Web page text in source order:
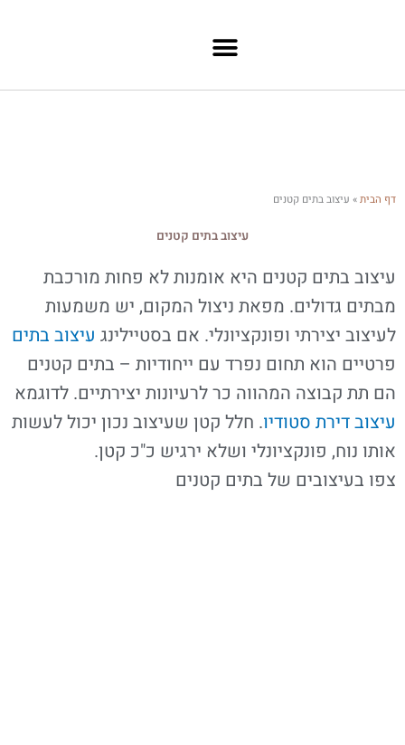
דף הבית» עיצוב בתים קטנים
עיצוב בתים קטנים
עיצוב בתים קטנים היא אומנות לא פחות מורכבת
מבתים גדולים. מפאת ניצול המקום, יש משמעות
לעיצוב יצירתי ופונקציונלי. אם בסטיילינג עיצוב בתים
פרטיים הוא תחום נפרד עם ייחודיות – בתים קטנים
הם תת קבוצה המהווה כר לרעיונות יצירתיים. לדוגמא
עיצוב דירת סטודיו. חלל קטן שעיצוב נכון יכול לעשות
אותו נוח, פונקציונלי ושלא ירגיש כ"כ קטן.
צפו בעיצובים של בתים קטנים